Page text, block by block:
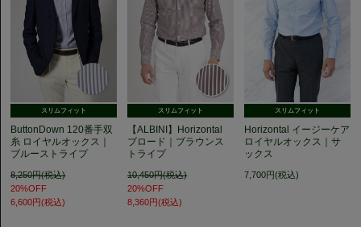
スリムフィット
ButtonDown 120番手双
糸 ロイヤルオックス｜
ブルーストライプ
8,250円(税込)
20%OFF
6,600円(税込)
スリムフィット
【ALBINI】Horizontal
ブロード｜ブラウンス
トライプ
10,450円(税込)
20%OFF
8,360円(税込)
スリムフィット
Horizontal イージーケア
ロイヤルオックス｜サ
ックス
7,700円(税込)